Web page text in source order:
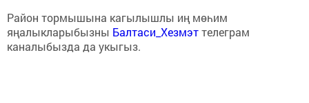
Район тормышына кагылышлы иң мөһим
яңалыкларыбызны Балтаси_Хезмэттелеграм
каналыбызда да укыгыз.